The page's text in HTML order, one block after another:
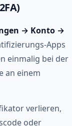
→ Konto →
Apps
einmalig bei der
an einem
verlieren,
oder